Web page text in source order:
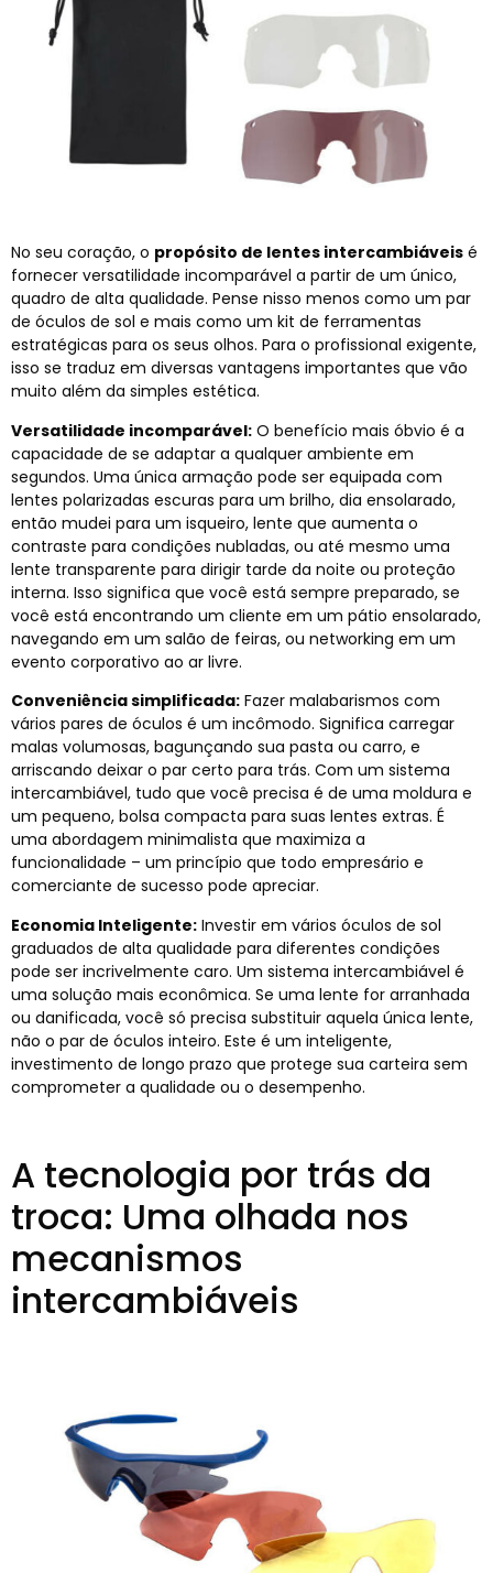
No seu coração, o propósito de lentes intercambiáveis é
fornecer versatilidade incomparável a partir de um único,
quadro de alta qualidade. Pense nisso menos como um par
de óculos de sol e mais como um kit de ferramentas
estratégicas para os seus olhos. Para o profissional exigente,
isso se traduz em diversas vantagens importantes que vão
muito além da simples estética.
Versatilidade incomparável: O benefício mais óbvio é a
capacidade de se adaptar a qualquer ambiente em
segundos. Uma única armação pode ser equipada com
lentes polarizadas escuras para um brilho, dia ensolarado,
então mudei para um isqueiro, lente que aumenta o
contraste para condições nubladas, ou até mesmo uma
lente transparente para dirigir tarde da noite ou proteção
interna. Isso significa que você está sempre preparado, se
você está encontrando um cliente em um pátio ensolarado,
navegando em um salão de feiras, ou networking em um
evento corporativo ao ar livre.
Conveniência simplificada: Fazer malabarismos com
vários pares de óculos é um incômodo. Significa carregar
malas volumosas, bagunçando sua pasta ou carro, e
arriscando deixar o par certo para trás. Com um sistema
intercambiável, tudo que você precisa é de uma moldura e
um pequeno, bolsa compacta para suas lentes extras. É
uma abordagem minimalista que maximiza a
funcionalidade – um princípio que todo empresário e
comerciante de sucesso pode apreciar.
Economia Inteligente: Investir em vários óculos de sol
graduados de alta qualidade para diferentes condições
pode ser incrivelmente caro. Um sistema intercambiável é
uma solução mais econômica. Se uma lente for arranhada
ou danificada, você só precisa substituir aquela única lente,
não o par de óculos inteiro. Este é um inteligente,
investimento de longo prazo que protege sua carteira sem
comprometer a qualidade ou o desempenho.
A tecnologia por trás da
troca: Uma olhada nos
mecanismos
intercambiáveis